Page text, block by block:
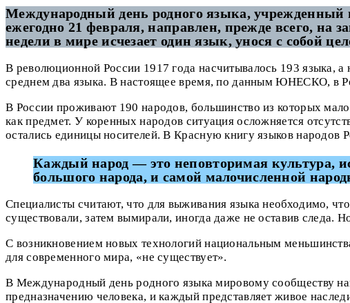
Международный день родного языка,
ежегодно 21 февраля, направлен, прежде всего, на
недели в мире исчезает один язык, унося с собой
В революционной России 1917 года насчитывалось 193 языка,
среднем два языка. В настоящее время, по данным ЮНЕСКО, в
В России проживают 190 народов, большинство из которых
как предмет. У коренных народов ситуация осложняется
остались единицы носителей. В Красную книгу языков народов
Каждый народ — это неповторимая культура,
большого народа, и самой малочисленной
Специалисты считают, что для выживания языка необходимо,
существовали, затем вымирали, иногда даже не оставив следа.
С возникновением новых технологий национальным
для современного мира, «не существует».
В Международный день родного языка мировому сообществу
предназначению человека, и каждый представляет живое